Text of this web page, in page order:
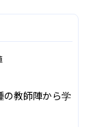
の教師陣から学